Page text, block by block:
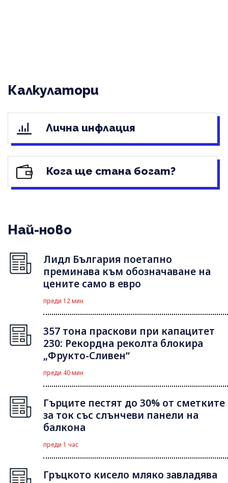
Калкулатори
Лична инфлация
Кога ще стана богат?
Най-ново
Лидл България поетапно
преминава към обозначаване на
цените само в евро
преди 12 мин
357 тона праскови при капацитет
230: Рекордна реколта блокира
„Фрукто-Сливен“
преди 40 мин
Гърците пестят до 30% от сметките
за ток със слънчеви панели на
балкона
преди 1 час
Гръцкото кисело мляко завладява